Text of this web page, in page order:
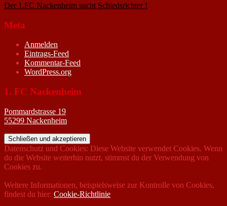
Der 1.FC Nackenheim sucht Schiedsrichter !
Meta
Anmelden
Eintrags-Feed
Kommentar-Feed
WordPress.org
1. FC Nackenheim
Pommardstrasse 19
55299 Nackenheim
Datenschutz und Cookies: Diese Website verwendet Cookies. Wenn
du die Website weiterhin nutzt, stimmst du der Verwendung von
Cookies zu.
Weitere Informationen, beispielsweise zur Kontrolle von Cookies,
findest du hier: Cookie-Richtlinie